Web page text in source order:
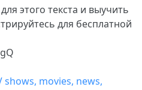
этого текста и выучить
для бесплатной